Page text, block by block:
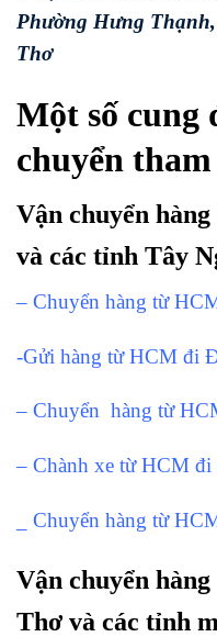
Phường Hưng
Thơ
Một số cung
chuyển
Vận chuyển
và các tỉnh Tây
– Chuyển hàng từ
-Gửi hàng từ HCM đi
– Chuyển hàng từ
– Chành xe từ HCM đi
_ Chuyển hàng từ
Vận chuyển
Thơ và các tỉnh